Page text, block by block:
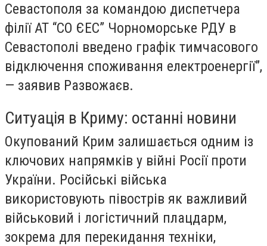
Севастополя за командою диспетчера
філії АТ “СО ЄЕС” Чорноморське РДУ в
Севастополі введено графік тимчасового
відключення споживання електроенергії”,
— заявив Развожаєв.
Ситуація в Криму: останні новини
Окупований Крим залишається одним із
ключових напрямків у війні Росії проти
України. Російські війська
використовують півострів як важливий
військовий і логістичний плацдарм,
зокрема для перекидання техніки,